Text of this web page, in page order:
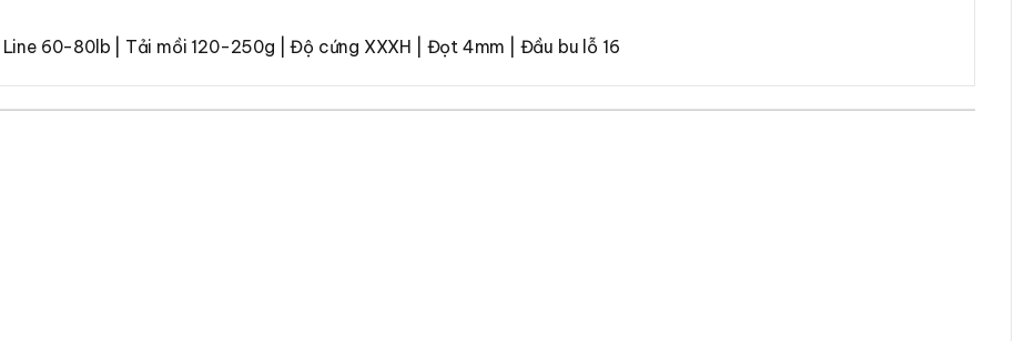
60-80lb | Tải mồi 120-250g | Độ cứng XXXH | Đọt 4mm | Đầu bu lỗ 16